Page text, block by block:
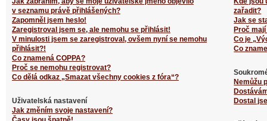
v seznamu právě přihlášených?
Zapomněl jsem heslo!
Zaregistroval jsem se, ale nemohu se přihlásit!
V minulosti jsem se zaregistroval, ovšem nyní se nemohu
přihlásit?!
Co znamená COPPA?
Proč se nemohu registrovat?
Co dělá odkaz „Smazat všechny cookies z fóra“?
Uživatelská nastavení
Jak změním svoje nastavení?
zařadit?
Jak se
Proč
Co je
Co
Nemůžu
Dostal